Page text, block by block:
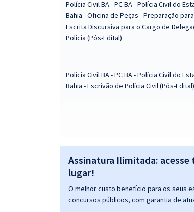
Polícia Civil BA - PC BA - Polícia Civil do
Bahia - Oficina de Peças - Preparação
Escrita Discursiva para o Cargo de
Polícia (Pós-Edital)
Polícia Civil BA - PC BA - Polícia Civil do
Bahia - Escrivão de Polícia Civil (Pós-Edital)
Polícia Civil BA - PC BA - Polícia Civil do
Mentoria PCBA: Escrivão e Investigador -
Karolina
Assinatura Ilimitada: acesse
lugar!
O melhor custo benefício para os seus
concursos públicos, com garantia de